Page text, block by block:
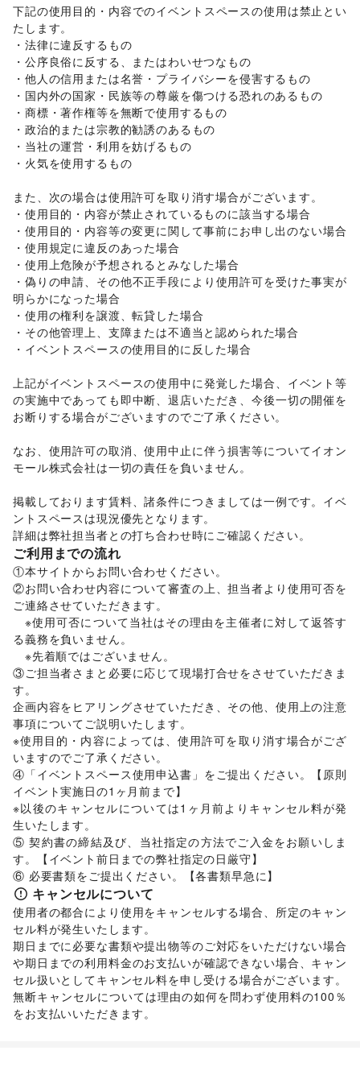
キッチン雑貨・調理器具/掃除用品・生活便利品/文房具/
手芸・ハンドメイド
園芸・ガーデニング
犬・猫・ペット/日用雑貨/食器・陶磁器/
その他インテリア・生活雑貨
生活サービス
携帯キャリア・格安SIM /インターネット・プロバイダ
電気・ガス/ハウスクリーニング・家事代行
リサイクル雑貨・古本/買取査定・金券
ギフト・プレゼント/冠婚葬祭
住宅（購入・賃貸）
就職・転職・求人 /その他生活サービス
金融サービス
クレジットカード/保険/ 銀行 /住宅ローン/証券・FX/
不動産投資/その他金融サービス
子育て・教育
ベビー用品/ランドセル/ 学習教材・通信教育
子供向け教室・レッスン/塾・家庭教師/おもちゃ・絵本/
その他子育て・教育
美容・健康・医療
ジム・フィットネス/ダイエット・健康グッズ/
美容・コスメ・香水/ヘアケア・シャンプー
エステ・美容サービス/健康食品・サプリメント
女性用品・フェムテック
コンタクトレンズ/医療・医薬品
/その他美容・健康
PC・スマートフォン スマホアクセサリー/ガジェット /
ゲーム/アニメ/コミック・マンガ/ アイドル・芸能人
楽器・音楽機材
Webメディア・アプリ/テレビ・ドラマ 映画
音楽・ライブ/演劇/占い /公営競技・宝くじ
その他エンタメ・ガジェット
アート・デザイン
絵画・書/写真・イラストレーション
その他アート・デザイン
レジャー・スポーツ
旅行・レジャー/キャンプ・アウトドア
バスケットボール/ゴルフ/その他レジャー・スポーツ
車・バイク・モビリティ
車/バイク・オートバイ/自転車・ロードバイク
マイクロモビリティ/その他車・バイク・モビリティ
地方公共団体・行政・政府/ 外国団体・大使館
募金・寄付
/NPO・ボランティア活動/ その他NPO・公共団体
ビジネス・オフィス
法人向けサービス/オフィス家具・OA機器 /
イベント企画・運営/その他ビジネス・オフィス
その他活動・個人
その他活動・個人
下記の使用目的・内容でのイベントスペースの使用は禁止とい
たします。
・法律に違反するもの
・公序良俗に反する、またはわいせつなもの
・他人の信用または名誉・プライバシーを侵害するもの
・国内外の国家・民族等の尊厳を傷つける恐れのあるもの
・商標・著作権等を無断で使用するもの
・政治的または宗教的勧誘のあるもの
・当社の運営・利用を妨げるもの
・火気を使用するもの
また、次の場合は使用許可を取り消す場合がございます。
・使用目的・内容が禁止されているものに該当する場合
・使用目的・内容等の変更に関して事前にお申し出のない場合
・使用規定に違反のあった場合
・使用上危険が予想されるとみなした場合
・偽りの申請、その他不正手段により使用許可を受けた事実が
明らかになった場合
・使用の権利を譲渡、転貸した場合
・その他管理上、支障または不適当と認められた場合
・イベントスペースの使用目的に反した場合
上記がイベントスペースの使用中に発覚した場合、イベント等
の実施中であっても即中断、退店いただき、今後一切の開催を
お断りする場合がございますのでご了承ください。
なお、使用許可の取消、使用中止に伴う損害等についてイオン
モール株式会社は一切の責任を負いません。
掲載しております賃料、諸条件につきましては一例です。イベ
ントスペースは現況優先となります。
詳細は弊社担当者との打ち合わせ時にご確認ください。
ご利用までの流れ
①本サイトからお問い合わせください。
②お問い合わせ内容について審査の上、担当者より使用可否を
ご連絡させていただきます。
※使用可否について当社はその理由を主催者に対して返答す
る義務を負いません。
※先着順ではございません。
③ご担当者さまと必要に応じて現場打合せをさせていただきま
す。
企画内容をヒアリングさせていただき、その他、使用上の注意
事項についてご説明いたします。
※使用目的・内容によっては、使用許可を取り消す場合がござ
いますのでご了承ください。
④「イベントスペース使用申込書」をご提出ください。【原則
イベント実施日の1ヶ月前まで】
※以後のキャンセルについては1ヶ月前よりキャンセル料が発
生いたします。
⑤ 契約書の締結及び、当社指定の方法でご入金をお願いしま
す。【イベント前日までの弊社指定の日厳守】
⑥ 必要書類をご提出ください。【各書類早急に】
キャンセルについて
使用者の都合により使用をキャンセルする場合、所定のキャン
セル料が発生いたします。
期日までに必要な書類や提出物等のご対応をいただけない場合
や期日までの利用料金のお支払いが確認できない場合、キャン
セル扱いとしてキャンセル料を申し受ける場合がございます。
無断キャンセルについては理由の如何を問わず使用料の100％
をお支払いいただきます。